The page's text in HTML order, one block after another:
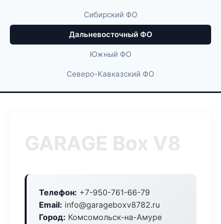
Сибирский ФО
Дальневосточный ФО
Южный ФО
Северо-Кавказский ФО
GARAGE Box V8
Телефон: +7-950-761-66-79
Email: info@garageboxv8782.ru
Город: Комсомольск-на-Амуре